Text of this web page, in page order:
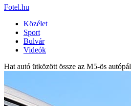
Fotel.hu
Közélet
Sport
Bulvár
Videók
Hat autó ütközött össze az M5-ös